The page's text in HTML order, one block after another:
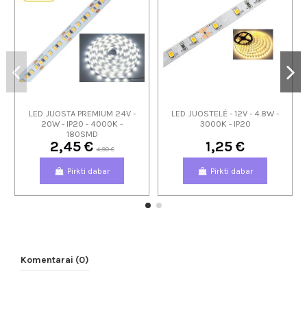
LED JUOSTA PREMIUM 24V -
20W - IP20 - 4000K -
180SMD
2,45 €4,90 €
Pirkti dabar
LED JUOSTELĖ - 12V - 4.8W -
3000K - IP20
1,25 €
Pirkti dabar
Komentarai (0)